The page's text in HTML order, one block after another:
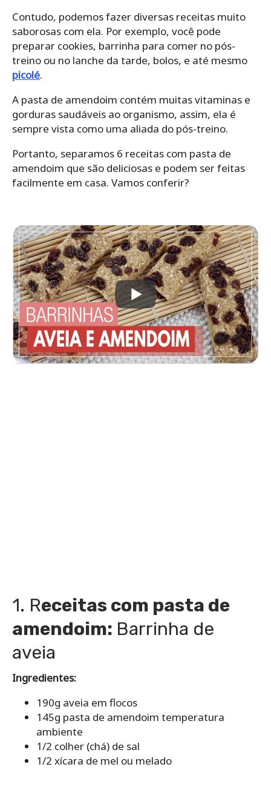
Contudo, podemos fazer diversas receitas muito
saborosas com ela. Por exemplo, você pode
preparar cookies, barrinha para comer no pós-
treino ou no lanche da tarde, bolos, e até mesmo
picolé.
A pasta de amendoim contém muitas vitaminas e
gorduras saudáveis ao organismo, assim, ela é
sempre vista como uma aliada do pós-treino.
Portanto, separamos 6 receitas com pasta de
amendoim que são deliciosas e podem ser feitas
facilmente em casa. Vamos conferir?
1. Receitas com pasta de
amendoim: Barrinha de
aveia
Ingredientes:
190g aveia em flocos
145g pasta de amendoim temperatura
ambiente
1/2 colher (chá) de sal
1/2 xícara de mel ou melado